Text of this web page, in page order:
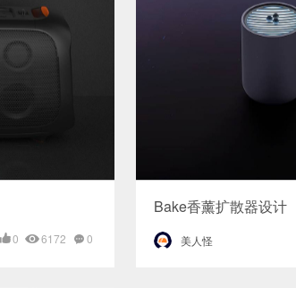
0 6172 0
Bake香薰扩散器设计
美人怪